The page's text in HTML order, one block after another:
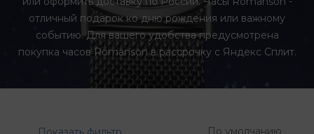
отличный подарок ко дню рождения или важному
событию. Для вашего удобства предусмотрена
покупка часов Romanson в рассрочку с Яндекс Сплит.
По умолчанию